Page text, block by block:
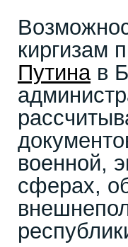
киргизам
Путинав
военной,
сферах,